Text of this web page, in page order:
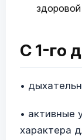
здоровой
С 1-го
•
• активные
характера